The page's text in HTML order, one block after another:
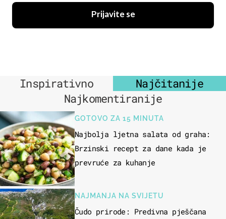
Prijavite se
Inspirativno
Najčitanije
Najkomentiranije
GOTOVO ZA 15 MINUTA
Najbolja ljetna salata od graha:
Brzinski recept za dane kada je
prevruće za kuhanje
NAJMANJA NA SVIJETU
Čudo prirode: Predivna pješčana